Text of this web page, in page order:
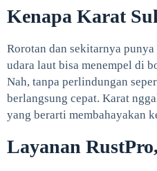
Kenapa Karat
Rorotan dan sekitarnya
udara laut bisa menempel di
Nah, tanpa perlindungan
berlangsung cepat. Karat
yang berarti membahayakan
Layanan